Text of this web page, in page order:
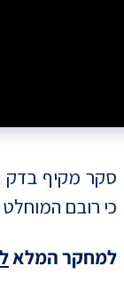
סקר מקיף בדק
כי רובם
למחקר המלא